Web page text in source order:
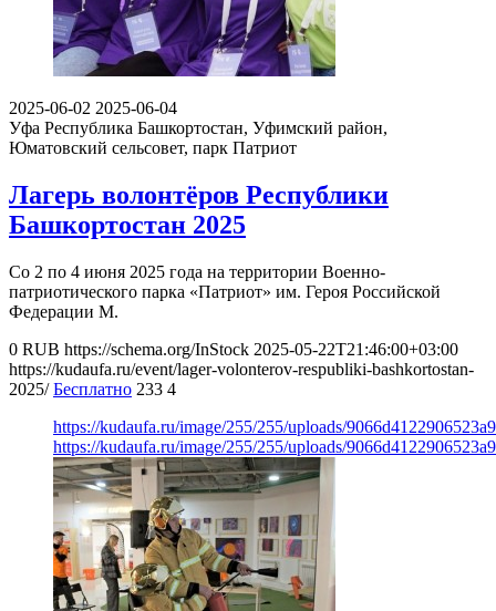
2025-06-02 2025-06-04
Уфа Республика Башкортостан, Уфимский район,
Юматовский сельсовет, парк Патриот
Лагерь волонтёров Республики
Башкортостан 2025
Со 2 по 4 июня 2025 года на территории Военно-
патриотического парка «Патриот» им. Героя Российской
Федерации М.
0 RUB https://schema.org/InStock 2025-05-22T21:46:00+03:00
https://kudaufa.ru/event/lager-volonterov-respubliki-bashkortostan-
2025/ Бесплатно 233 4
https://kudaufa.ru/image/255/255/uploads/
https://kudaufa.ru/image/255/255/uploads/